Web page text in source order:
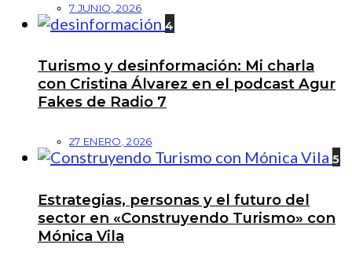
7 JUNIO, 2026
4
Turismo y desinformación: Mi charla
con Cristina Álvarez en el podcast Agur
Fakes de Radio 7
27 ENERO, 2026
5
Estrategias, personas y el futuro del
sector en «Construyendo Turismo» con
Mónica Vila